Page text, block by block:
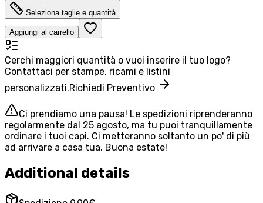
Seleziona taglie e quantità
Aggiungi al carrello
Cerchi maggiori quantità o vuoi inserire il tuo logo?
Contattaci per stampe, ricami e listini
personalizzati.Richiedi Preventivo
Ci prendiamo una pausa! Le spedizioni riprenderanno
regolarmente dal 25 agosto, ma tu puoi tranquillamente
ordinare i tuoi capi. Ci metteranno soltanto un po' di più
ad arrivare a casa tua. Buona estate!
Additional details